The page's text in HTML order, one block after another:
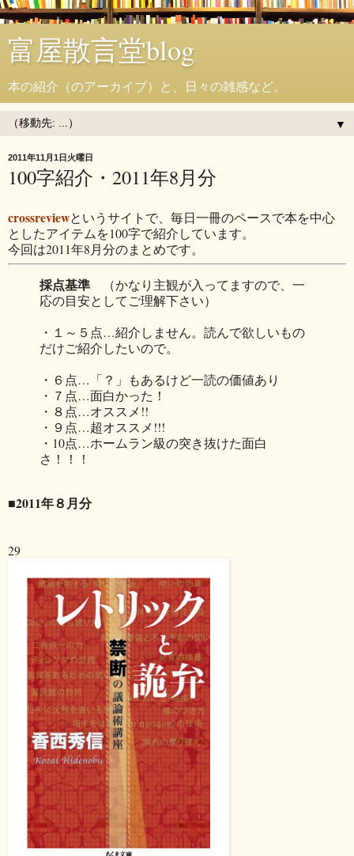
富屋散言堂blog
本の紹介（のアーカイブ）と、日々の雑感など。
▼
2011年11月1日火曜日
100字紹介・2011年8月分
crossreviewというサイトで、毎日一冊のペースで本を中心
としたアイテムを100字で紹介しています。
今回は2011年8月分のまとめです。
採点基準 （かなり主観が入ってますので、一
応の目安としてご理解下さい）
・１～５点…紹介しません。読んで欲しいもの
だけご紹介したいので。
・６点…「？」もあるけど一読の価値あり
・７点…面白かった！
・８点…オススメ!!
・９点…超オススメ!!!
・10点…ホームラン級の突き抜けた面白
さ！！！
■2011年８月分
29